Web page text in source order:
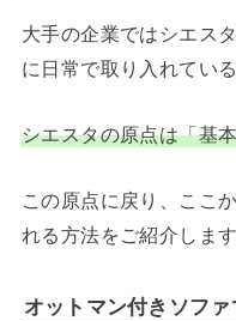
大手の企業ではシエス
に日常で取り入れてい
シエスタの原点は「基
この原点に戻り、ここ
れる方法をご紹介します
オットマン付きソフ